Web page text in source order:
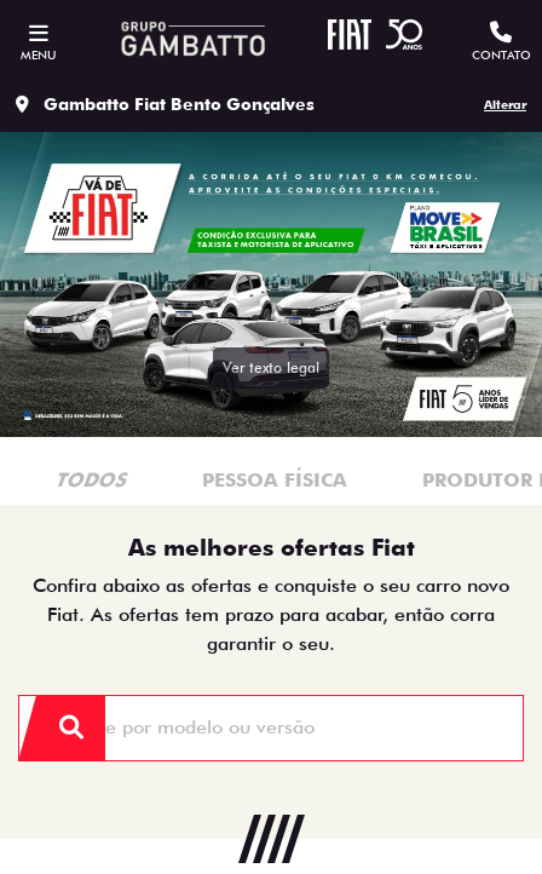
MENU CONTATO
Gambatto Fiat Bento Gonçalves Alterar
Ver texto legal
TODOS PESSOA FÍSICA PRODUTOR
As melhores ofertas Fiat
Confira abaixo as ofertas e conquiste o seu carro novo
Fiat. As ofertas tem prazo para acabar, então corra
garantir o seu.